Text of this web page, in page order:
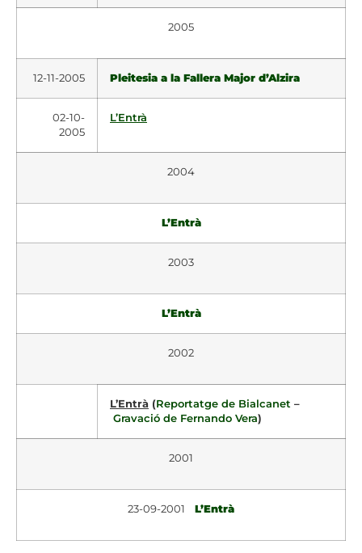
2005
12-11-2005 Pleitesia a la Fallera Major d’Alzira
02-10-
2005
L’Entrà
2004
L’Entrà
2003
L’Entrà
2002
L’Entrà (Reportatge de Bialcanet –
Gravació de Fernando Vera)
2001
23-09-2001 L’Entrà